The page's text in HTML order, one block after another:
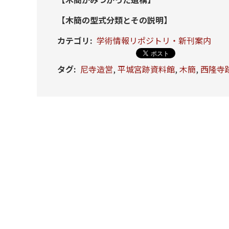
【木簡の型式分類とその説明】
カテゴリ: 学術情報リポジトリ・新刊案内
タグ: 尼寺造営, 平城宮跡資料館, 木簡, 西隆寺